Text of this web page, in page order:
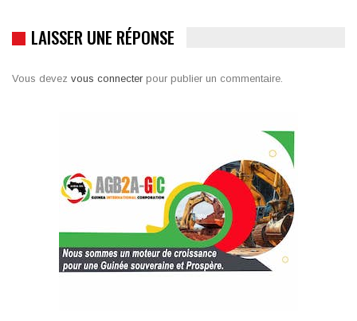
LAISSER UNE RÉPONSE
Vous devez vous connecter pour publier un commentaire.